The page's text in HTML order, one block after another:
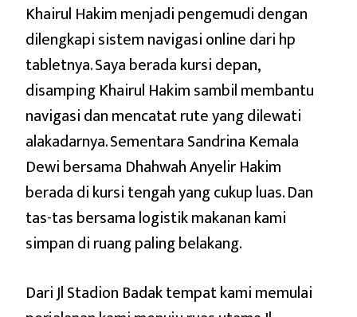
Khairul Hakim menjadi pengemudi dengan
dilengkapi sistem navigasi online dari hp
tabletnya. Saya berada kursi depan,
disamping Khairul Hakim sambil membantu
navigasi dan mencatat rute yang dilewati
alakadarnya. Sementara Sandrina Kemala
Dewi bersama Dhahwah Anyelir Hakim
berada di kursi tengah yang cukup luas. Dan
tas-tas bersama logistik makanan kami
simpan di ruang paling belakang.
Dari Jl Stadion Badak tempat kami memulai